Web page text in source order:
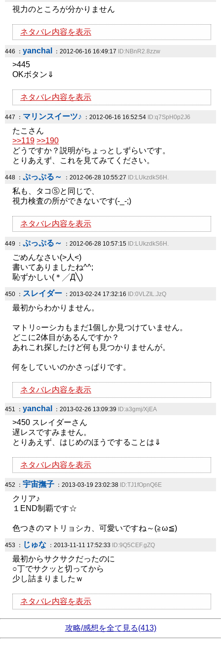
視力のところが分かりません
ネタバレ内容を表示
446 ： yanchal ：2012-06-16 16:49:17 ID:NBnR2.8zzw
>445
OKボタン⇓
ネタバレ内容を表示
447 ： マリンスイーツ♪ ：2012-06-16 16:52:54 ID:q7SpH0p2J6
たこさん
>>119 >>190
どうですか？説明がちょっとしずらいです。
とりあえず、これを見てみてください。
448 ： ぷっぷる～ ：2012-06-28 10:55:27 ID:LUkzdkS6H.
私も、タコⓈと同じで、
視力検査の所ができないです(-_-;)
ネタバレ内容を表示
449 ： ぷっぷる～ ：2012-06-28 10:57:15 ID:LUkzdkS6H.
ごめんなさい(>人<)
書いてありましたね^^;
恥ずかしい(＊╱Д╲)
450 ： スレイダー ：2013-02-24 17:32:16 ID:0VLZIL.JzQ
最初からわかりません。
マトリ○ーシカもまだ1個しか見つけていません。
どこに2体目があるんですか？
あれこれ探したけど何も見つかりませんが。
何をしていいのかさっぱりです。
ネタバレ内容を表示
451 ： yanchal ：2013-02-26 13:09:39 ID:a3gmj/XjEA
>450 スレイダーさん
遅レスですみません。
とりあえず、はじめのほうですることは⇓
ネタバレ内容を表示
452 ： 宇宙撫子 ：2013-03-19 23:02:38 ID:TJ1fOpnQ6E
クリア♪
１END制覇です☆
色つきのマトリョシカ、可愛いですね～(≧ω≦)
453 ： じゅな ：2013-11-11 17:52:33 ID:9Q5CEF.gZQ
最初からサクサクだったのに
○丁でサクッと切ってから
少し詰まりましたｗ
ネタバレ内容を表示
攻略/感想を全て見る(413)